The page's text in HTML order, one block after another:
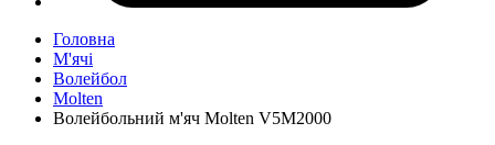
Головна
М'ячі
Волейбол
Molten
Волейбольний м'яч Molten V5M2000